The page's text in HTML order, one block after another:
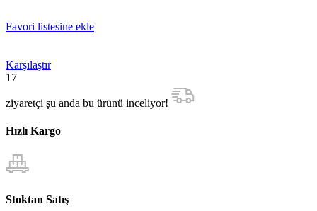
Favori listesine ekle
Karşılaştır
17
ziyaretçi şu anda bu ürünü inceliyor!
Hızlı Kargo
Stoktan Satış